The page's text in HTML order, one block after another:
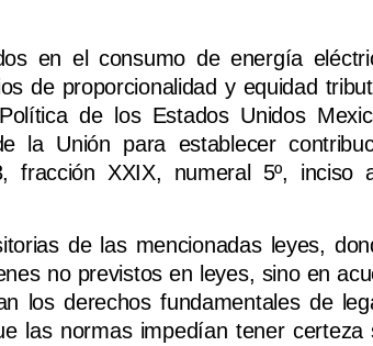
en el consumo de energía
de proporcionalidad y equidad
de los Estados Unidos
la Unión para establecer
fracción XXIX, numeral 5º, inciso
de las mencionadas leyes,
no previstos en leyes, sino en
los derechos fundamentales de
las normas impedían tener certeza